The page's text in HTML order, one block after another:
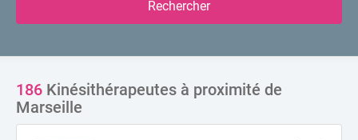
Rechercher
186 Kinésithérapeutes à proximité de
Marseille